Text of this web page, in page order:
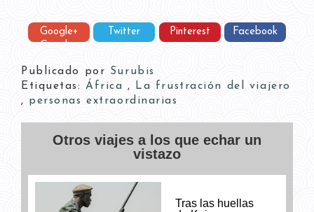
Google+
Twitter Pinterest Facebook
Publicado por Surubis
Etiquetas:África, La frustración del viajero
, personas extraordinarias
Otros viajes a los que echar un
vistazo
Tras las huellas